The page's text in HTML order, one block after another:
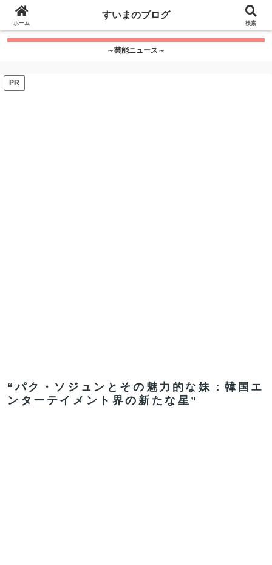
google.com, pub-7115624674097404, DIRECT,
f08c47fec0942fa0
～芸能ニュース～
PR
“パク・ソジュンとその魅力的な妹：韓国エ
ンターテイメント界の新たな星”
ホーム
すいまのブログ
検索